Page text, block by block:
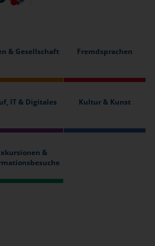
& Gesellschaft Fremdsprachen
IT & Digitales Kultur & Kunst
&